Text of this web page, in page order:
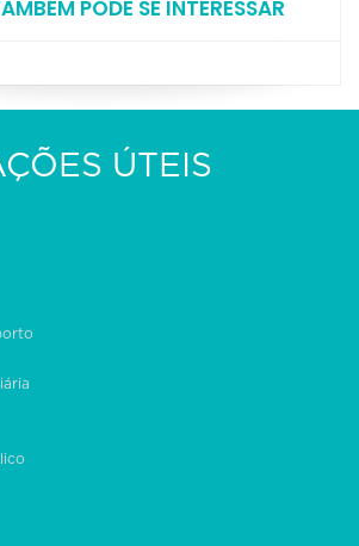
PODE SE INTERESSAR
ÚTEIS